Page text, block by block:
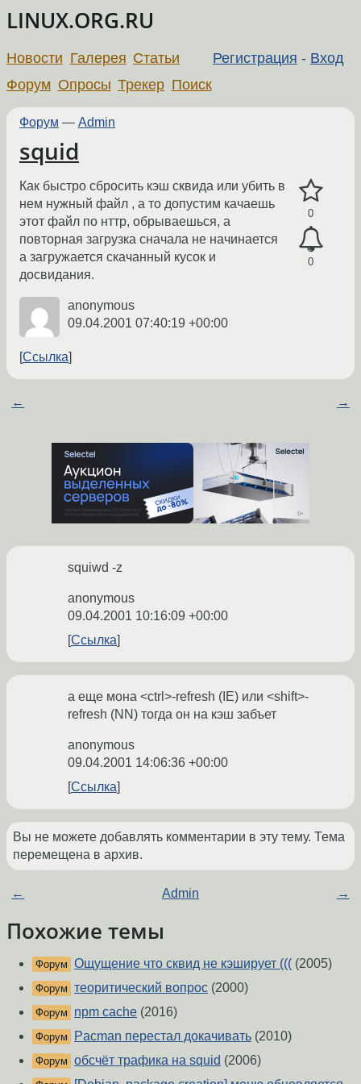
LINUX.ORG.RU
Регистрация - Вход
Новости Галерея Статьи
Форум Опросы Трекер Поиск
Форум — Admin
squid
0
0
Как быстро сбросить кэш сквида или убить в
нем нужный файл , а то допустим качаешь
этот файл по нттр, обрываешься, а
повторная загрузка сначала не начинается
а загружается скачанный кусок и
досвидания.
anonymous
09.04.2001 07:40:19 +00:00
Ссылка
← →
squiwd -z
anonymous
09.04.2001 10:16:09 +00:00
Ссылка
а еще мона <ctrl>-refresh (IE) или <shift>-
refresh (NN) тогда он на кэш забъет
anonymous
09.04.2001 14:06:36 +00:00
Ссылка
Вы не можете добавлять комментарии в эту тему. Тема
перемещена в архив.
← Admin →
Похожие темы
Форум Ощущение что сквид не кэширует ((( (2005)
Форум теоритический вопрос (2000)
Форум npm cache (2016)
Форум Pacman перестал докачивать (2010)
Форум обсчёт трафика на squid (2006)